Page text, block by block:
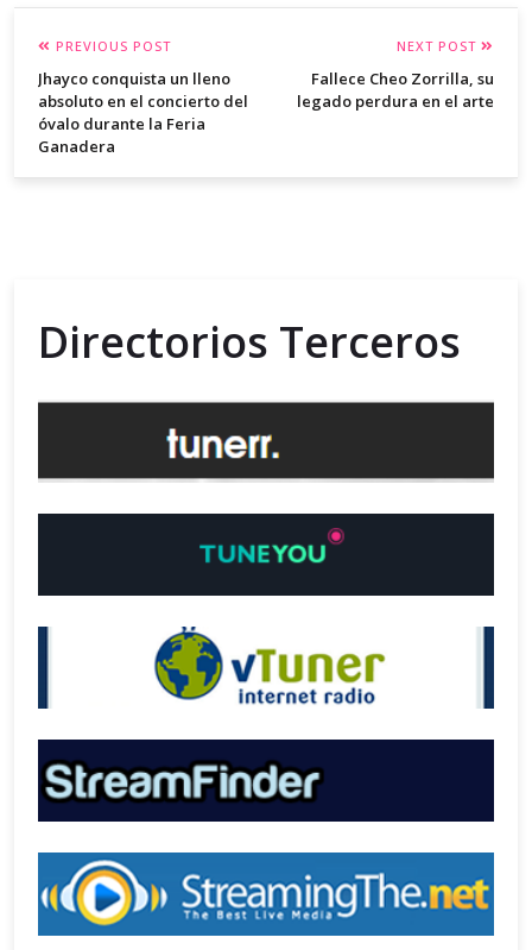
PREVIOUS POST
Jhayco conquista un lleno
absoluto en el concierto del
óvalo durante la Feria
Ganadera
NEXT POST
Fallece Cheo Zorrilla, su
legado perdura en el arte
Directorios Terceros